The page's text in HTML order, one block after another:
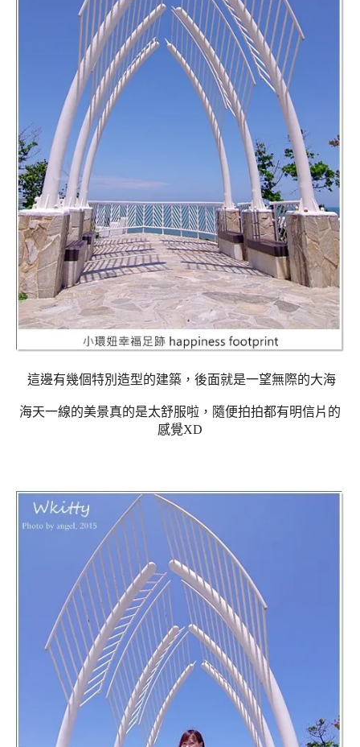
這邊有幾個特別造型的建築，後面就是一望無際的大海
海天一線的美景真的是太舒服啦，隨便拍拍都有明信片的
感覺XD